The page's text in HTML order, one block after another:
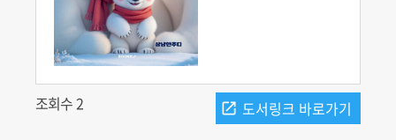
조회수 2